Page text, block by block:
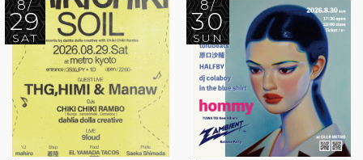
8/
29
SAT
8/
30
SUN